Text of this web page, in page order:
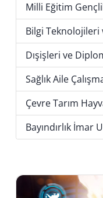
Milli Eğitim
Bilgi Teknolojileri
Dışişleri ve
Sağlık Aile
Çevre Tarım
Bayındırlık İmar